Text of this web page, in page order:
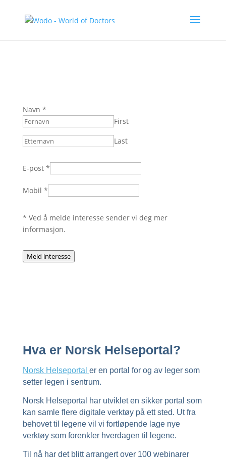
Navn *
First
Last
E-post *
Mobil *
* Ved å melde interesse sender vi deg mer
informasjon.
Meld interesse
Hva er Norsk Helseportal?
Norsk Helseportal er en portal for og av leger som
setter legen i sentrum.
Norsk Helseportal har utviklet en sikker portal som
kan samle flere digitale verktøy på ett sted. Ut fra
behovet til legene vil vi fortløpende lage nye
verktøy som forenkler hverdagen til legene.
Til nå har det blitt arrangert over 100 webinarer